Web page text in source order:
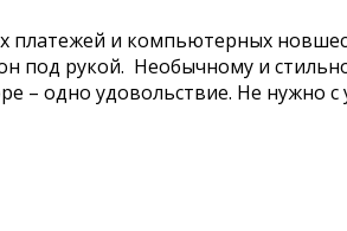
платежей и компьютерных
под рукой. Необычному и
– одно удовольствие. Не нужно